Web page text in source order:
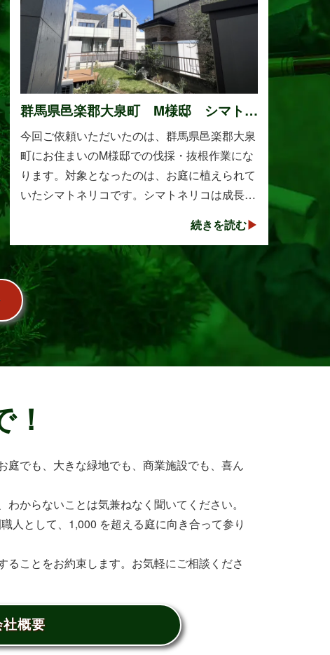
群馬県邑楽郡大泉町 M様邸 シマトネ
リコの伐採と抜根作業
今回ご依頼いただいたのは、群馬県邑楽郡大泉
町にお住まいのM様邸での伐採・抜根作業にな
ります。対象となったのは、お庭に植えられて
いたシマトネリコです。シマトネリコは成長が
的な剪定を行わないと枝葉が大きく広がり、お
庭の管･･･
続きを読む
庭でも、大きな緑地でも、商業施設でも、喜ん
からないことは気兼ねなく聞いてください。
人として、1,000 を超える庭に向き合って参り
ことをお約束します。お気軽にご相談くださ
社概要